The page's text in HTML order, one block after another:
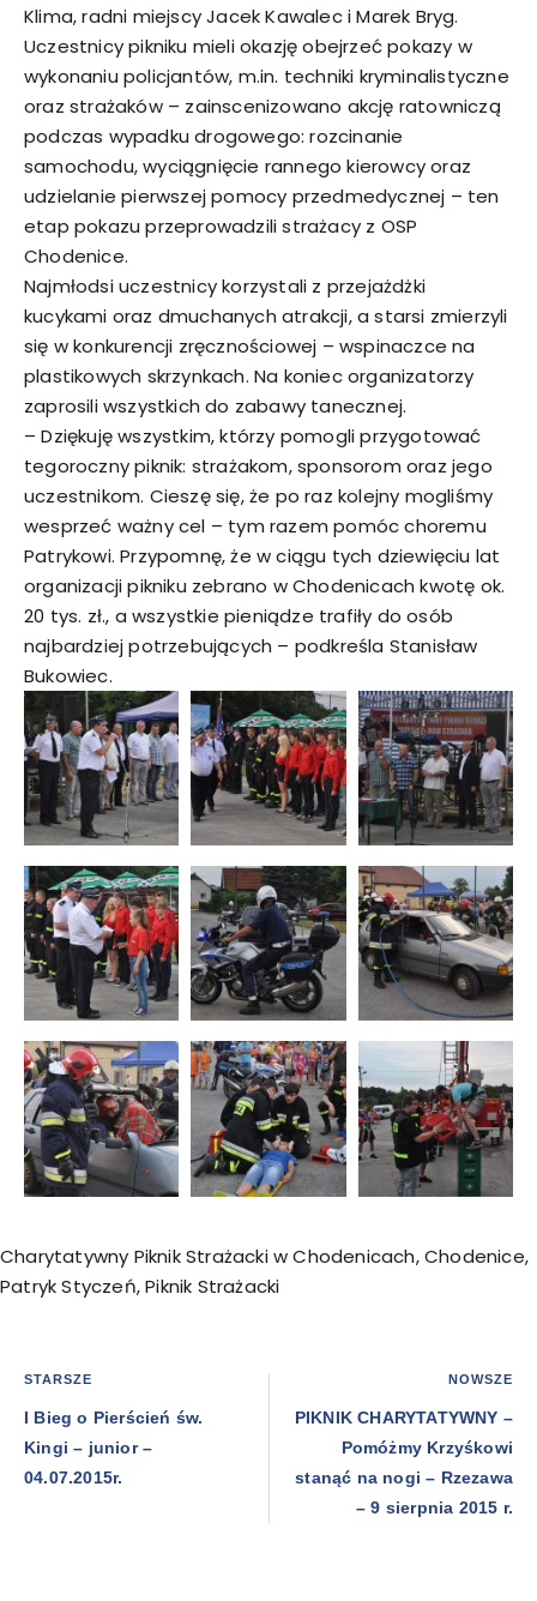
Klima, radni miejscy Jacek Kawalec i Marek Bryg.
Uczestnicy pikniku mieli okazję obejrzeć pokazy w
wykonaniu policjantów, m.in. techniki kryminalistyczne
oraz strażaków – zainscenizowano akcję ratowniczą
podczas wypadku drogowego: rozcinanie
samochodu, wyciągnięcie rannego kierowcy oraz
udzielanie pierwszej pomocy przedmedycznej – ten
etap pokazu przeprowadzili strażacy z OSP
Chodenice.
Najmłodsi uczestnicy korzystali z przejażdżki
kucykami oraz dmuchanych atrakcji, a starsi zmierzyli
się w konkurencji zręcznościowej – wspinaczce na
plastikowych skrzynkach. Na koniec organizatorzy
zaprosili wszystkich do zabawy tanecznej.
– Dziękuję wszystkim, którzy pomogli przygotować
tegoroczny piknik: strażakom, sponsorom oraz jego
uczestnikom. Cieszę się, że po raz kolejny mogliśmy
wesprzeć ważny cel – tym razem pomóc choremu
Patrykowi. Przypomnę, że w ciągu tych dziewięciu lat
organizacji pikniku zebrano w Chodenicach kwotę ok.
20 tys. zł., a wszystkie pieniądze trafiły do osób
najbardziej potrzebujących – podkreśla Stanisław
Bukowiec.
Charytatywny Piknik Strażacki w Chodenicach,Chodenice,
Patryk Styczeń,Piknik Strażacki
STARSZE
I Bieg o Pierścień św.
Kingi – junior –
04.07.2015r.
NOWSZE
PIKNIK CHARYTATYWNY –
Pomóżmy Krzyśkowi
stanąć na nogi – Rzezawa
– 9 sierpnia 2015 r.